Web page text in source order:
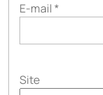
E-mail*
Site